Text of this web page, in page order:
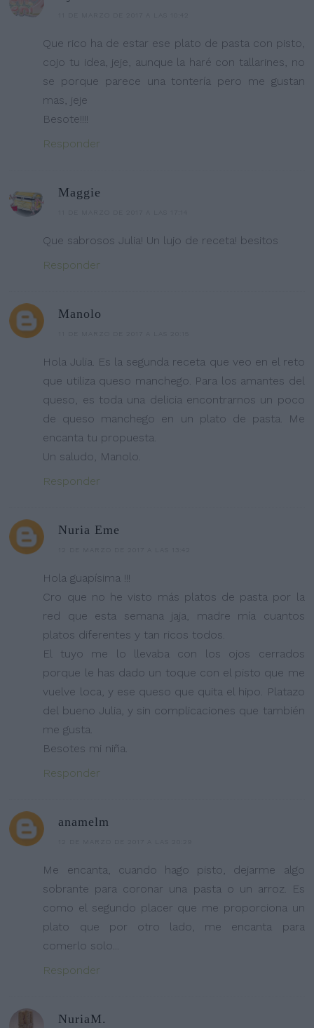
Que rico ha de estar ese plato de pasta con pisto,
cojo tu idea, jeje, aunque la haré con tallarines, no
se porque parece una tontería pero me gustan
mas, jeje
Besote!!!!
Responder
Maggie
Que sabrosos Julia! Un lujo de receta! besitos
Responder
Manolo
Hola Julia. Es la segunda receta que veo en el reto
que utiliza queso manchego. Para los amantes del
queso, es toda una delicia encontrarnos un poco
de queso manchego en un plato de pasta. Me
encanta tu propuesta.
Un saludo, Manolo.
Responder
Nuria Eme
Hola guapísima !!!
Cro que no he visto más platos de pasta por la
red que esta semana jaja, madre mía cuantos
platos diferentes y tan ricos todos.
El tuyo me lo llevaba con los ojos cerrados
porque le has dado un toque con el pisto que me
vuelve loca, y ese queso que quita el hipo. Platazo
del bueno Julia, y sin complicaciones que también
me gusta.
Besotes mi niña.
Responder
anamelm
Me encanta, cuando hago pisto, dejarme algo
sobrante para coronar una pasta o un arroz. Es
como el segundo placer que me proporciona un
plato que por otro lado, me encanta para
comerlo solo...
Responder
NuriaM.